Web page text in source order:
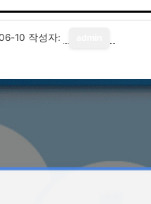
10 작성자: